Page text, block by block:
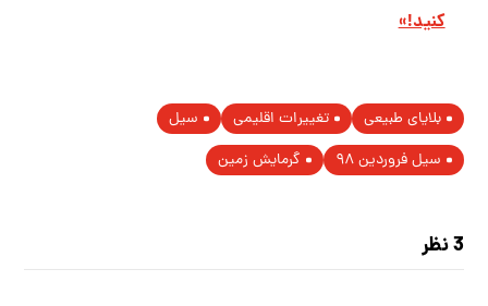
کنید!»
بلایای طبیعی تغییرات اقلیمی
سیل
سیل فروردین ۹۸
گرمایش زمین
3 نظر